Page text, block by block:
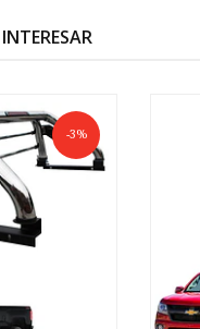
-3%